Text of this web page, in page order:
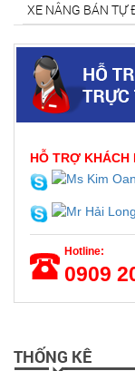
XE NÂNG BÁN TỰ
HỖ TRỢ KHÁCH
Hotline:
0909
THỐNG KÊ